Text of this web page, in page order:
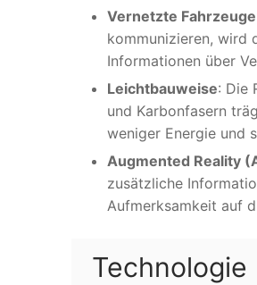
Vernetzte Fahrzeuge
kommunizieren, wird
Informationen über
Leichtbauweise: Die
und Karbonfasern
weniger Energie und
Augmented Reality
zusätzliche
Aufmerksamkeit auf
Technologie